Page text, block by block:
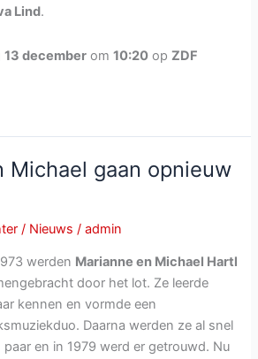
Lind.
13 december om10:20 opZDF
Michael gaan opnieuw
/ Nieuws /admin
werden Marianne en Michael Hartl
door het lot. Ze leerde
kennen en vormde een
Daarna werden ze al snel
paar en in 1979 werd er getrouwd. Nu